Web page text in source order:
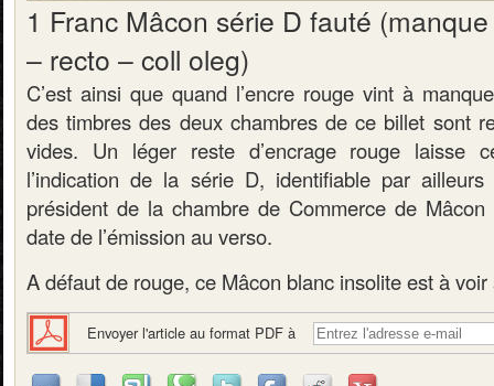
1 Franc Mâcon série D fauté
– recto – coll oleg)
C’est ainsi que quand l’encre rouge vint à
des timbres des deux chambres de ce billet sont
vides. Un léger reste d’encrage rouge laisse
l’indication de la série D, identifiable par
président de la chambre de Commerce de
date de l’émission au verso.
A défaut de rouge, ce Mâcon blanc insolite est à
Envoyer l'article au format PDF à